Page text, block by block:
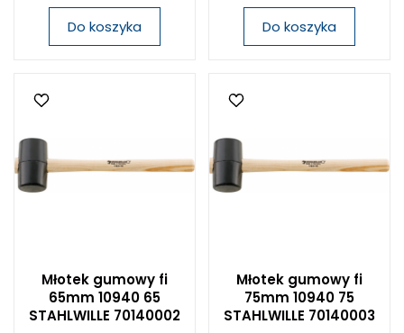
Do koszyka Do koszyka
Młotek gumowy fi
65mm 10940 65
STAHLWILLE 70140002
Młotek gumowy fi
75mm 10940 75
STAHLWILLE 70140003